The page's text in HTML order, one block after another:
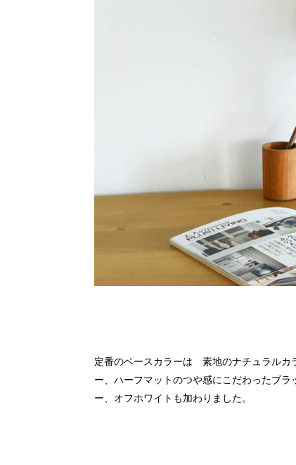
定番のベースカラーは 素地のナチュラルカ
ー、ハーフマットのつや感にこだわったブ
ー、オフホワイトも加わりました。